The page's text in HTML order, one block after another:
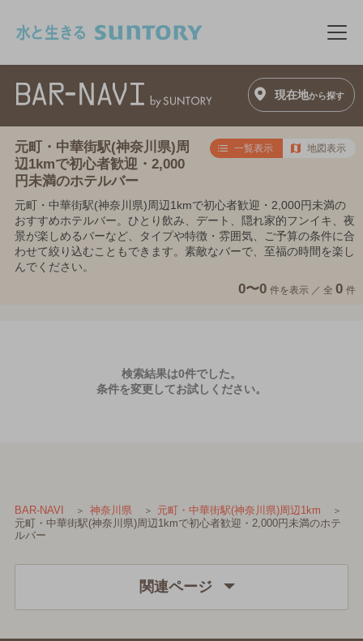
メ
現在地から探す
元町・中華街駅(神奈川県)周
辺1kmで初心者歓迎・2,000
円未満のホテルバー
一覧表示 地図表示
元町・中華街駅(神奈川県)周辺1kmで初心者歓迎・2,000円未満の
おすすめホテルバー。ひとり飲み、デート、隠れ家的フンイキ、夜
景が楽しめるバーなど、タイプや特徴・雰囲気、ご予算の条件に合
わせて絞り込むこともできます。素敵なバーで、至福の時間を楽し
んでください。
0〜0 件を表示 ／ 全 0 件
検索結果は0件でした。
条件を変更してお試しください。
BAR-NAVI 神奈川県
元町・中華街駅(神奈川県)周辺1km
元町・中華街駅(神奈川県)周辺1kmで初心者歓迎・2,000円未満のホテ
ルバー
関連ページ